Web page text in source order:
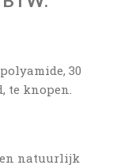
30
te knopen.
natuurlijk